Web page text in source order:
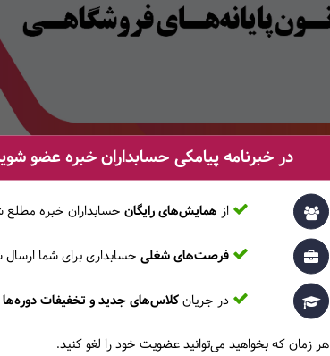
در خبرنامه پیامکی حسابداران خبره عضو
از همایش‌های رایگان حسابداران خبره مطلع ‎شوید.
فرصت‌های شغلی حسابداری برای شما
در جریانکلاس‌های جدید و تخفیفات دوره‌ها
هر زمان که بخواهید می‌توانید عضویت خود را لغو کنید.